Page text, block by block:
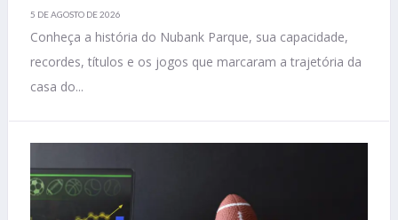
5 DE AGOSTO DE 2026
Conheça a história do Nubank Parque, sua capacidade,
recordes, títulos e os jogos que marcaram a trajetória da
casa do...